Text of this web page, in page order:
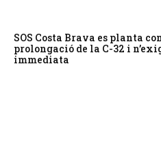
SOS Costa Brava es planta
prolongació de la C-32 i
immediata